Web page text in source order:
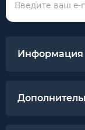
Информация